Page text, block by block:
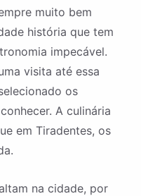
muito bem
história que tem
impecável.
visita até essa
os
A culinária
em Tiradentes, os
na cidade, por